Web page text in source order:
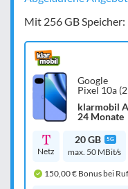
Mit 256 GB Speicher:
Google
Pixel 10a
klarmobil
24 Monate
Netz
20 GB 5G
max. 50 MBit/s
150,00 € Bonus bei